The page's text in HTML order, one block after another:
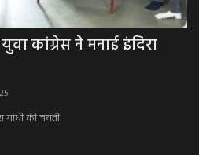
कांग्रेस ने मनाई इंदिरा
गांधी की जयंती